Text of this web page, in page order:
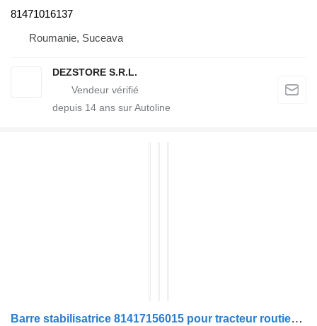
81471016137
Roumanie, Suceava
DEZSTORE S.R.L.
depuis 14 ans sur Autoline
Barre stabilisatrice 81417156015 pour tracteur routier MAN TGX